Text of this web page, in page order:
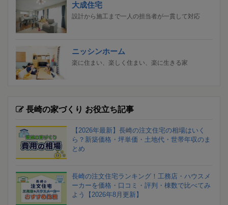
大成住宅
設計から施工まで一人の担当者が一貫して対応
ニッシンホーム
楽に住まい、楽しく住まい、楽に生きる家
長崎の家づくり お役立ち記事
【2026年最新】長崎の注文住宅の相場はいく
ら？新築価格・坪単価・土地代・世帯年収のま
とめ
長崎の注文住宅ランキング！工務店・ハウスメ
ーカーを価格・口コミ・評判・棟数で比べてみ
よう【2026年8月更新】